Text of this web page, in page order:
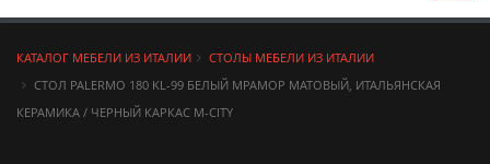
КАТАЛОГ МЕБЕЛИ ИЗ ИТАЛИИ
СТОЛЫ МЕБЕЛИ ИЗ ИТАЛИИ
СТОЛ PALERMO 180 KL-99 БЕЛЫЙ МРАМОР МАТОВЫЙ, ИТАЛЬЯНСКАЯ
КЕРАМИКА / ЧЕРНЫЙ КАРКАС М-CITY